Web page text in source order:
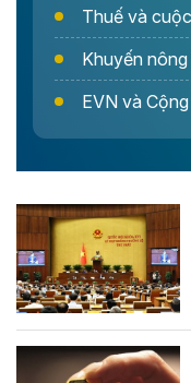
Thuế và
Khuyến nông
EVN và